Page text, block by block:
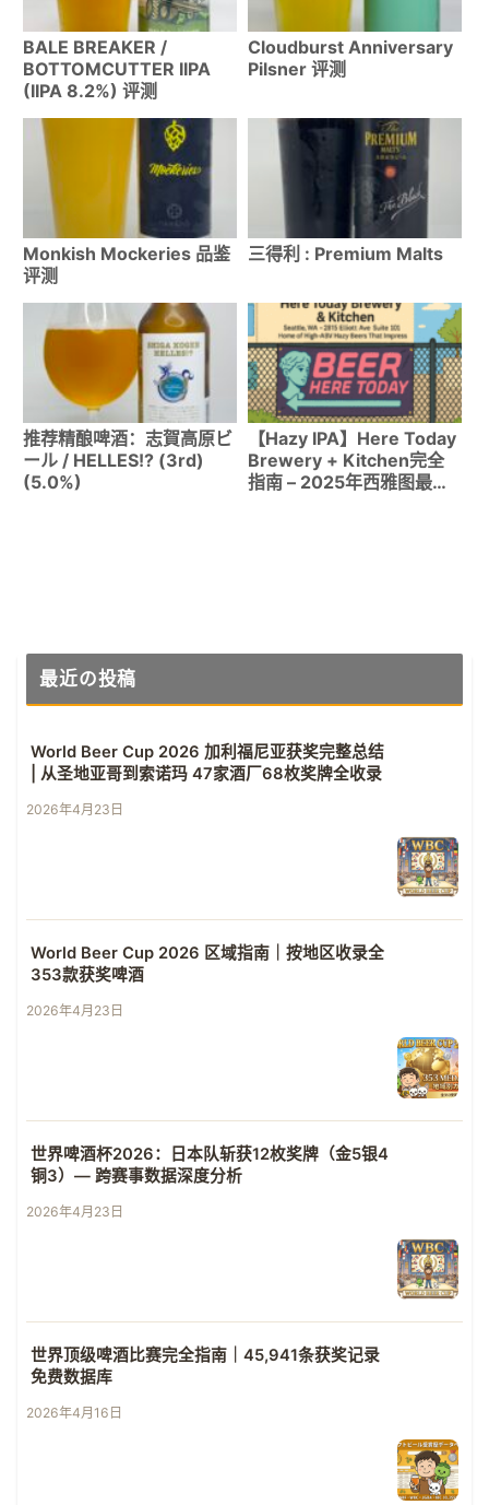
BALE BREAKER /
BOTTOMCUTTER IIPA
(IIPA 8.2%) 评测
Cloudburst Anniversary
Pilsner 评测
Monkish Mockeries 品鉴
评测
三得利 : Premium Malts
推荐精酿啤酒：志賀高原ビ
ール / HELLES!? (3rd)
(5.0%)
【Hazy IPA】Here Today
Brewery + Kitchen完全
指南 – 2025年西雅图最新
最近の投稿
World Beer Cup 2026 加利福尼亚获奖完整总结
| 从圣地亚哥到索诺玛 47家酒厂68枚奖牌全收录
2026年4月23日
World Beer Cup 2026 区域指南｜按地区收录全
353款获奖啤酒
2026年4月23日
世界啤酒杯2026：日本队斩获12枚奖牌（金5银4
铜3）— 跨赛事数据深度分析
2026年4月23日
世界顶级啤酒比赛完全指南｜45,941条获奖记录
免费数据库
2026年4月16日